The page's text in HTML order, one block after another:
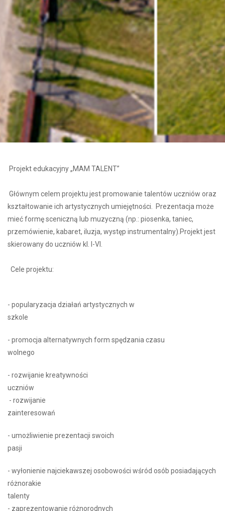
Projekt edukacyjny „MAM TALENT”
Głównym celem projektu jest promowanie talentów uczniów oraz
kształtowanie ich artystycznych umiejętności. Prezentacja może
mieć formę sceniczną lub muzyczną (np.: piosenka, taniec,
przemówienie, kabaret, iluzja, występ instrumentalny).Projekt jest
skierowany do uczniów kl. I-VI.
Cele projektu:
- popularyzacja działań artystycznych w
szkole
- promocja alternatywnych form spędzania czasu
wolnego
- rozwijanie kreatywności
uczniów
- rozwijanie
zainteresowań
- umożliwienie prezentacji swoich
pasji
- wyłonienie najciekawszej osobowości wśród osób posiadających
różnorakie
talenty
- zaprezentowanie różnorodnych